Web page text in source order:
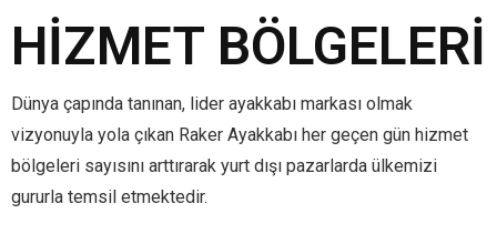
HIZMET BÖLGELERI
Dünya çapında tanınan, lider ayakkabı markası olmak
vizyonuyla yola çıkan Raker Ayakkabı her geçen gün hizmet
bölgeleri sayısını arttırarak yurt dışı pazarlarda ülkemizi
gururla temsil etmektedir.